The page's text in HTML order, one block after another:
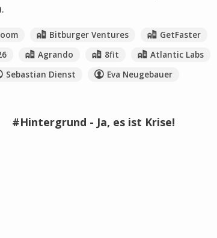
Bitburger Ventures
GetFaster
Agrando 8fit
Atlantic Labs
Sebastian Dienst Eva Neugebauer